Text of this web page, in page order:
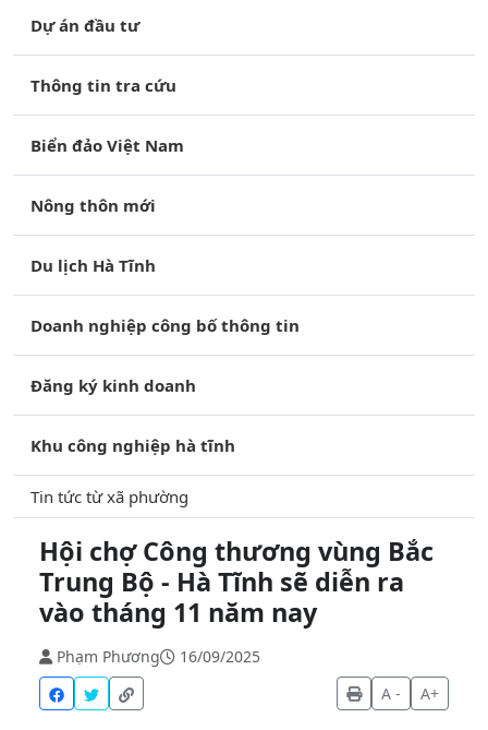
Dự án đầu tư
Thông tin tra cứu
Biển đảo Việt Nam
Nông thôn mới
Du lịch Hà Tĩnh
Doanh nghiệp công bố thông tin
Đăng ký kinh doanh
Khu công nghiệp hà tĩnh
Tin tức từ xã phường
Hội chợ Công thương vùng Bắc
Trung Bộ - Hà Tĩnh sẽ diễn ra
vào tháng 11 năm nay
Phạm Phương
16/09/2025
A -
A+